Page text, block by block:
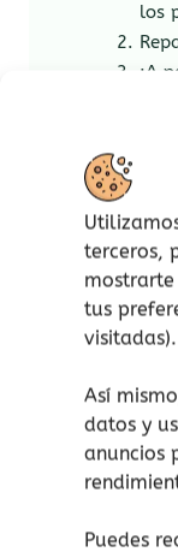
terceros,
tus
visitadas).
Así
datos y
anuncios
Puedes
los
¡A
Medidas del